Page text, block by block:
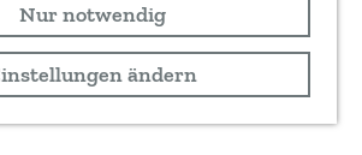
Nur notwendig
ändern